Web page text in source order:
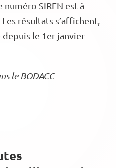
SIREN est à
résultats s’affichent,
le 1er janvier
le BODACC